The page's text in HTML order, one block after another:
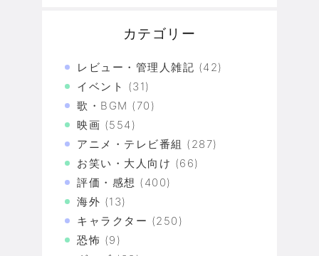
カテゴリー
レビュー・管理人雑記 (42)
イベント (31)
歌・BGM (70)
映画 (554)
アニメ・テレビ番組 (287)
お笑い・大人向け (66)
評価・感想 (400)
海外 (13)
キャラクター (250)
恐怖 (9)